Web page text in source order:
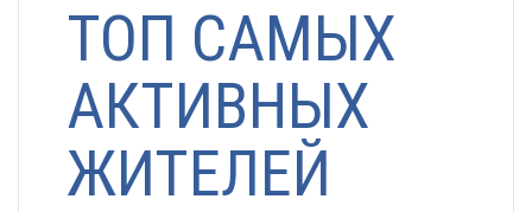
ТОП САМЫХ
АКТИВНЫХ
ЖИТЕЛЕЙ